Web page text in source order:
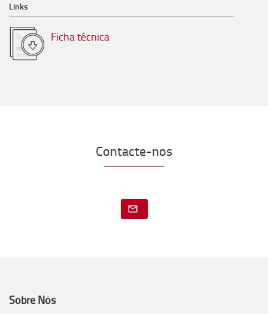
Links
Ficha técnica
Contacte-nos
Sobre Nós